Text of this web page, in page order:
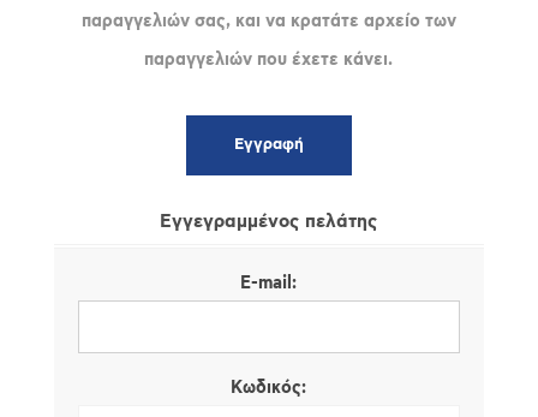
παραγγελιών σας, και να κρατάτε αρχείο των
παραγγελιών που έχετε κάνει.
Εγγεγραμμένος πελάτης
E-mail:
Κωδικός: